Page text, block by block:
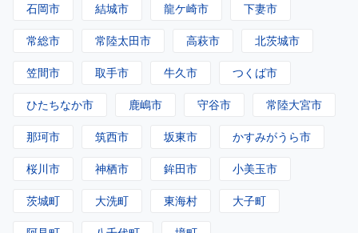
石岡市 結城市 龍ケ崎市 下妻市
常総市 常陸太田市 高萩市 北茨城市
笠間市 取手市 牛久市 つくば市
ひたちなか市 鹿嶋市 守谷市 常陸大宮市
那珂市 筑西市 坂東市 かすみがうら市
桜川市 神栖市 鉾田市 小美玉市
茨城町 大洗町 東海村 大子町